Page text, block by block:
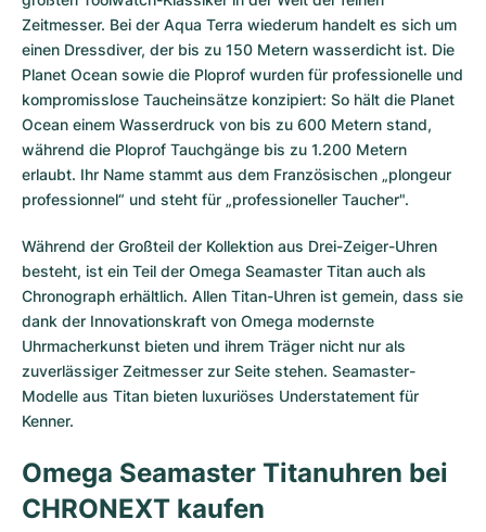
Zeitmesser. Bei der Aqua Terra wiederum handelt es sich um
einen Dressdiver, der bis zu 150 Metern wasserdicht ist. Die
Planet Ocean sowie die Ploprof wurden für professionelle und
kompromisslose Taucheinsätze konzipiert: So hält die Planet
Ocean einem Wasserdruck von bis zu 600 Metern stand,
während die Ploprof Tauchgänge bis zu 1.200 Metern
erlaubt. Ihr Name stammt aus dem Französischen „plongeur
professionnel“ und steht für „professioneller Taucher".
Während der Großteil der Kollektion aus Drei-Zeiger-Uhren
besteht, ist ein Teil der Omega Seamaster Titan auch als
Chronograph erhältlich. Allen Titan-Uhren ist gemein, dass sie
dank der Innovationskraft von Omega modernste
Uhrmacherkunst bieten und ihrem Träger nicht nur als
zuverlässiger Zeitmesser zur Seite stehen. Seamaster-
Modelle aus Titan bieten luxuriöses Understatement für
Kenner.
Omega Seamaster Titanuhren bei
CHRONEXT kaufen